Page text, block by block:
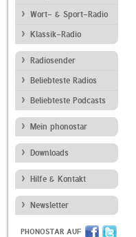
Wort- & Sport-Radio
Klassik-Radio
Radiosender
Beliebteste Radios
Beliebteste Podcasts
Mein phonostar
Downloads
Hilfe & Kontakt
Newsletter
PHONOSTAR AUF